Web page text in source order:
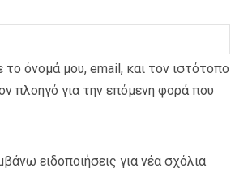
όνομά μου, email, και τον ιστότοπο
πλοηγό για την επόμενη φορά που
ειδοποιήσεις για νέα σχόλια